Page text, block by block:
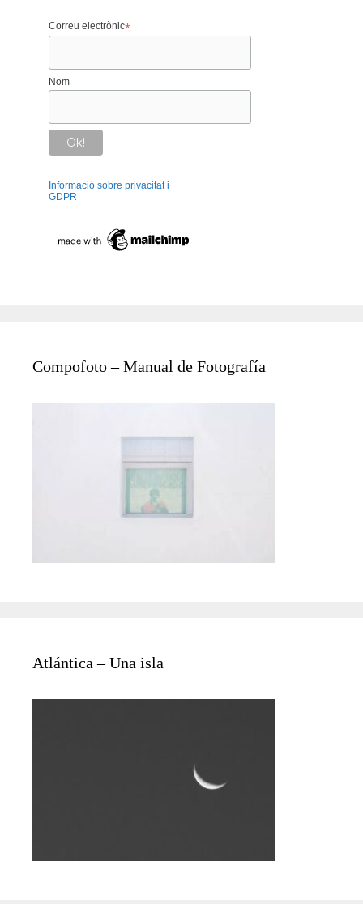
Correu electrònic*
Nom
Informació sobre privacitat i
GDPR
Compofoto – Manual de Fotografía
Atlántica – Una isla